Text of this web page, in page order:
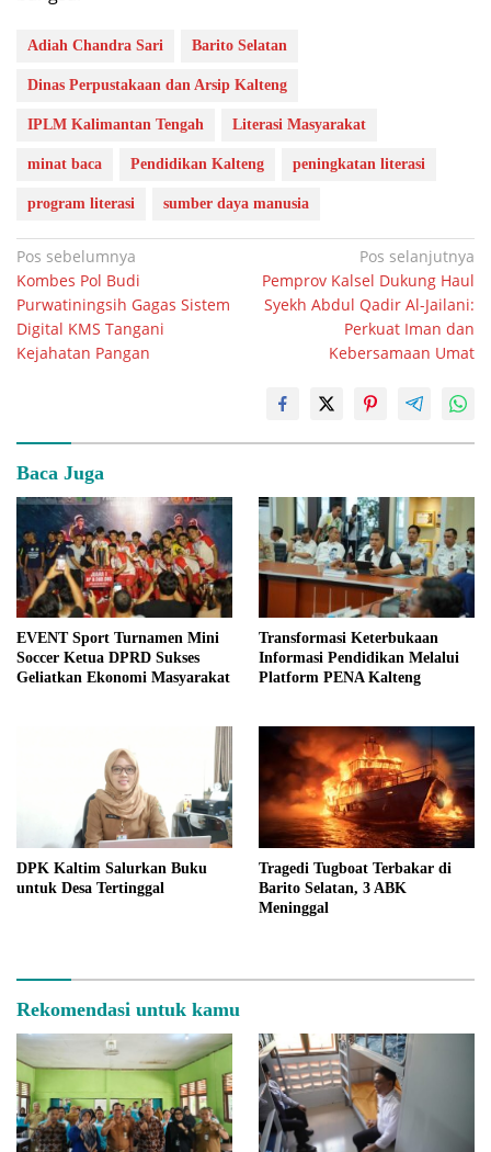
Adiah Chandra Sari Barito Selatan
Dinas Perpustakaan dan Arsip Kalteng
IPLM Kalimantan Tengah Literasi Masyarakat
minat baca Pendidikan Kalteng peningkatan literasi
program literasi sumber daya manusia
Navigasi
pos
Pos sebelumnya
Kombes Pol Budi
Purwatiningsih Gagas Sistem
Digital KMS Tangani
Kejahatan Pangan
Pos selanjutnya
Pemprov Kalsel Dukung Haul
Syekh Abdul Qadir Al-Jailani:
Perkuat Iman dan
Kebersamaan Umat
Baca Juga
EVENT Sport Turnamen Mini
Soccer Ketua DPRD Sukses
Geliatkan Ekonomi Masyarakat
Transformasi Keterbukaan
Informasi Pendidikan Melalui
Platform PENA Kalteng
DPK Kaltim Salurkan Buku
untuk Desa Tertinggal
Tragedi Tugboat Terbakar di
Barito Selatan, 3 ABK
Meninggal
Rekomendasi untuk kamu